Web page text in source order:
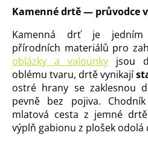
l
á
d
a
c
í
p
r
v
k
y
v
Kamenné drtě — průvodce
Kamenná drť je jedním
přírodních materiálů pro
oblázky a valounky jsou
oblému tvaru, drtě vynikají
ostré hrany se zaklesnou
pevně bez pojiva.
mlatová cesta z jemné
výplň gabionu z plošek odolá